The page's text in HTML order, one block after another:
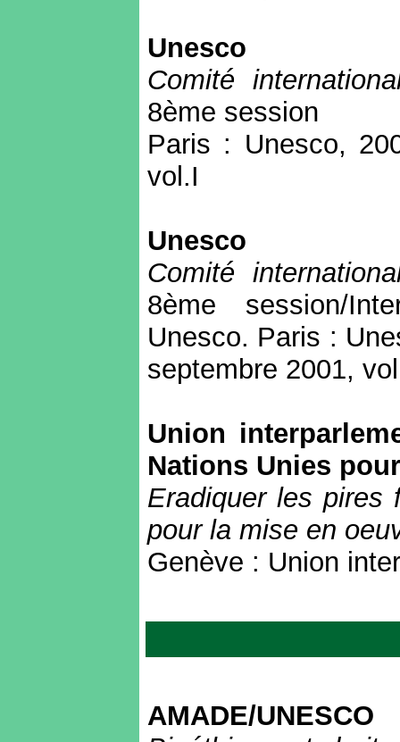
Unesco
Comité
8ème session
Paris : Unesco,
vol.I
Unesco
Comité
8ème session/
Unesco. Paris :
septembre 2001,
Union
Nations Unies
Eradiquer les pires
pour la mise en
Genève : Union
AMADE/UNESCO